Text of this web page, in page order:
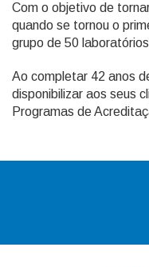
Com o objetivo de
quando se tornou o
grupo de 50
Ao completar 42 anos
disponibilizar aos seus
Programas de